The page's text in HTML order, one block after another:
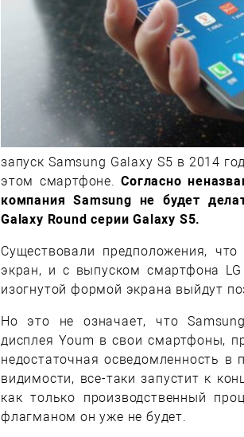
запуск Samsung Galaxy S5 в 2014
этом смартфоне.Согласно
компания Samsung не будет
Galaxy Round серии Galaxy S5.
Существовали предположения,
экран, и с выпуском смартфона
изогнутой формой экрана выйдут
Но это не означает, что
дисплея Youm в свои смартфоны,
недостаточная осведомленность в
видимости, все-таки запустит к
как только производственный
флагманом он уже не будет.